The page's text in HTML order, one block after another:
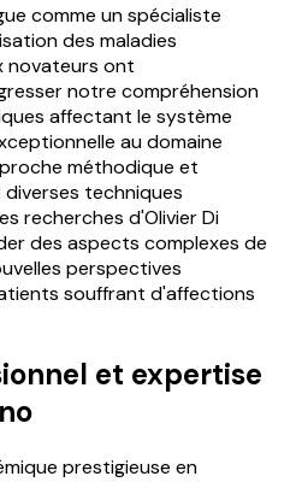
comme un spécialiste
des maladies
novateurs ont
notre compréhension
affectant le système
au domaine
méthodique et
techniques
recherches d'Olivier Di
des aspects complexes de
perspectives
souffrant d'affections
et expertise
prestigieuse en